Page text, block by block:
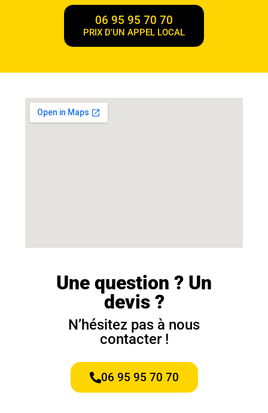
06 95 95 70 70
PRIX D'UN APPEL LOCAL
Une question ? Un
devis ?
N’hésitez pas à nous
contacter !
06 95 95 70 70